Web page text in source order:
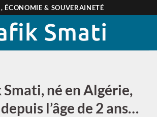
ÉCONOMIE & SOUVERAINETÉ
né en Algérie,
l’âge de 2 ans…